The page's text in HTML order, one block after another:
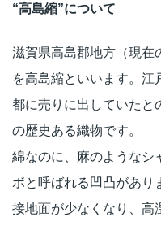
“高島縮”について
滋賀県高島郡地方（現在
を高島縮といいます。江
都に売りに出していたと
の歴史ある織物です。
綿なのに、麻のようなシ
ボと呼ばれる凹凸があり
接地面が少なくなり、高